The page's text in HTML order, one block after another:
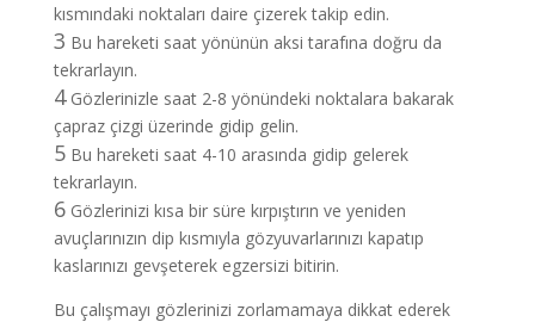
kısmındaki noktaları daire çizerek takip edin.
3 Bu hareketi saat yönünün aksi tarafına doğru da
tekrarlayın.
4Gözlerinizle saat 2-8 yönündeki noktalara bakarak
çapraz çizgi üzerinde gidip gelin.
5Bu hareketi saat 4-10 arasında gidip gelerek
tekrarlayın.
6Gözlerinizi kısa bir süre kırpıştırın ve yeniden
avuçlarınızın dip kısmıyla gözyuvarlarınızı kapatıp
kaslarınızı gevşeterek egzersizi bitirin.
Bu çalışmayı gözlerinizi zorlamamaya dikkat ederek